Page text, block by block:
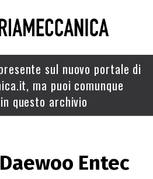
sul nuovo portale di
ma puoi comunque
questo archivio
Entec